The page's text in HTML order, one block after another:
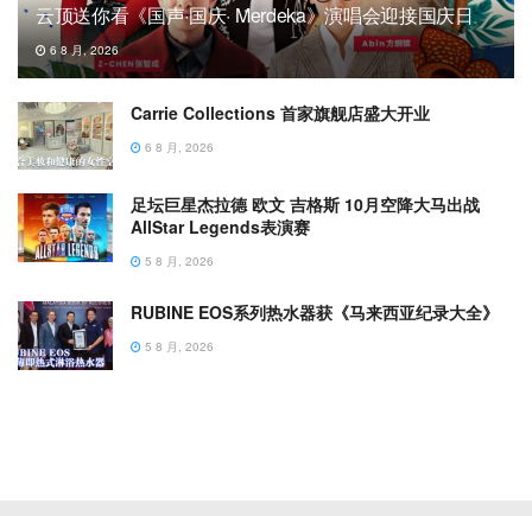
云顶送你看《国声·国庆· Merdeka》演唱会迎接国庆日
6 8 月, 2026
Carrie Collections 首家旗舰店盛大开业
6 8 月, 2026
足坛巨星杰拉德 欧文 吉格斯 10月空降大马出战
AllStar Legends表演赛
5 8 月, 2026
RUBINE EOS系列热水器获《马来西亚纪录大全》
5 8 月, 2026